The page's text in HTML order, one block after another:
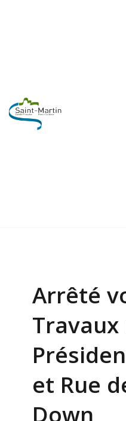
Arrêté
Travaux
et Rue
Down